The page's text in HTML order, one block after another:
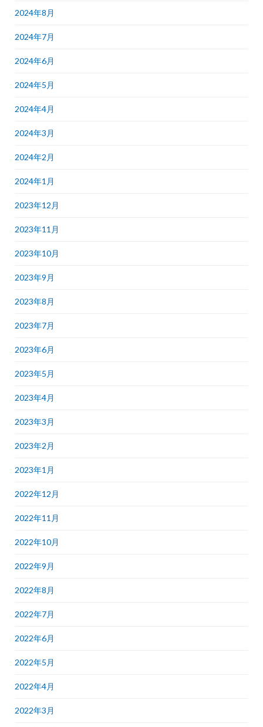
2024年8月
2024年7月
2024年6月
2024年5月
2024年4月
2024年3月
2024年2月
2024年1月
2023年12月
2023年11月
2023年10月
2023年9月
2023年8月
2023年7月
2023年6月
2023年5月
2023年4月
2023年3月
2023年2月
2023年1月
2022年12月
2022年11月
2022年10月
2022年9月
2022年8月
2022年7月
2022年6月
2022年5月
2022年4月
2022年3月